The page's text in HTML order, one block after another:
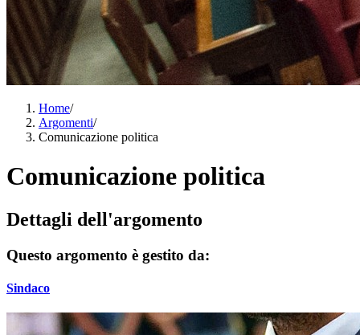
Home/
Argomenti/
Comunicazione politica
Comunicazione politica
Dettagli dell'argomento
Questo argomento è gestito da:
Sindaco